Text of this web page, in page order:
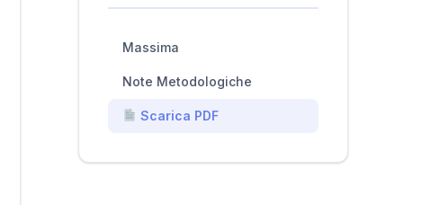
Massima
Note Metodologiche
Scarica PDF